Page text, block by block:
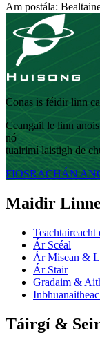
Am postála:
Conas is féidir linn
Ceangail le linn
nó
tuairimí laistigh de
FIOSRACHÁN
Maidir Linne
Teachtaireacht
Ár Scéal
Ár Misean &
Ár Stair
Gradaim &
Táirgí &